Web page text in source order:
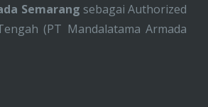
Semarang sebagai Authorized
(PT Mandalatama Armada